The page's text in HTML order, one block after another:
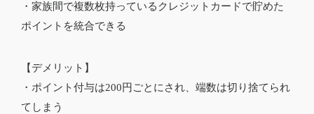
・家族間で複数枚持っているクレジットカードで貯めた
ポイントを統合できる
【デメリット】
・ポイント付与は200円ごとにされ、端数は切り捨てられ
てしまう